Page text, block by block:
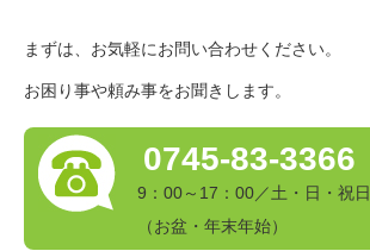
まずは、お気軽にお問い合わせください。
お困り事や頼み事をお聞きします。
0745-83-3366
9：00～17：00／土・日・祝日
（お盆・年末年始）